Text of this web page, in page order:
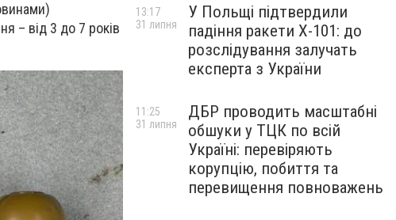
– від 3 до 7 років
У Польщі підтвердили
падіння ракети Х-101: до
розслідування залучать
експерта з України
13:17
31 липня
ДБР проводить масштабні
обшуки у ТЦК по всій
Україні: перевіряють
корупцію, побиття та
перевищення повноважень
11:25
31 липня